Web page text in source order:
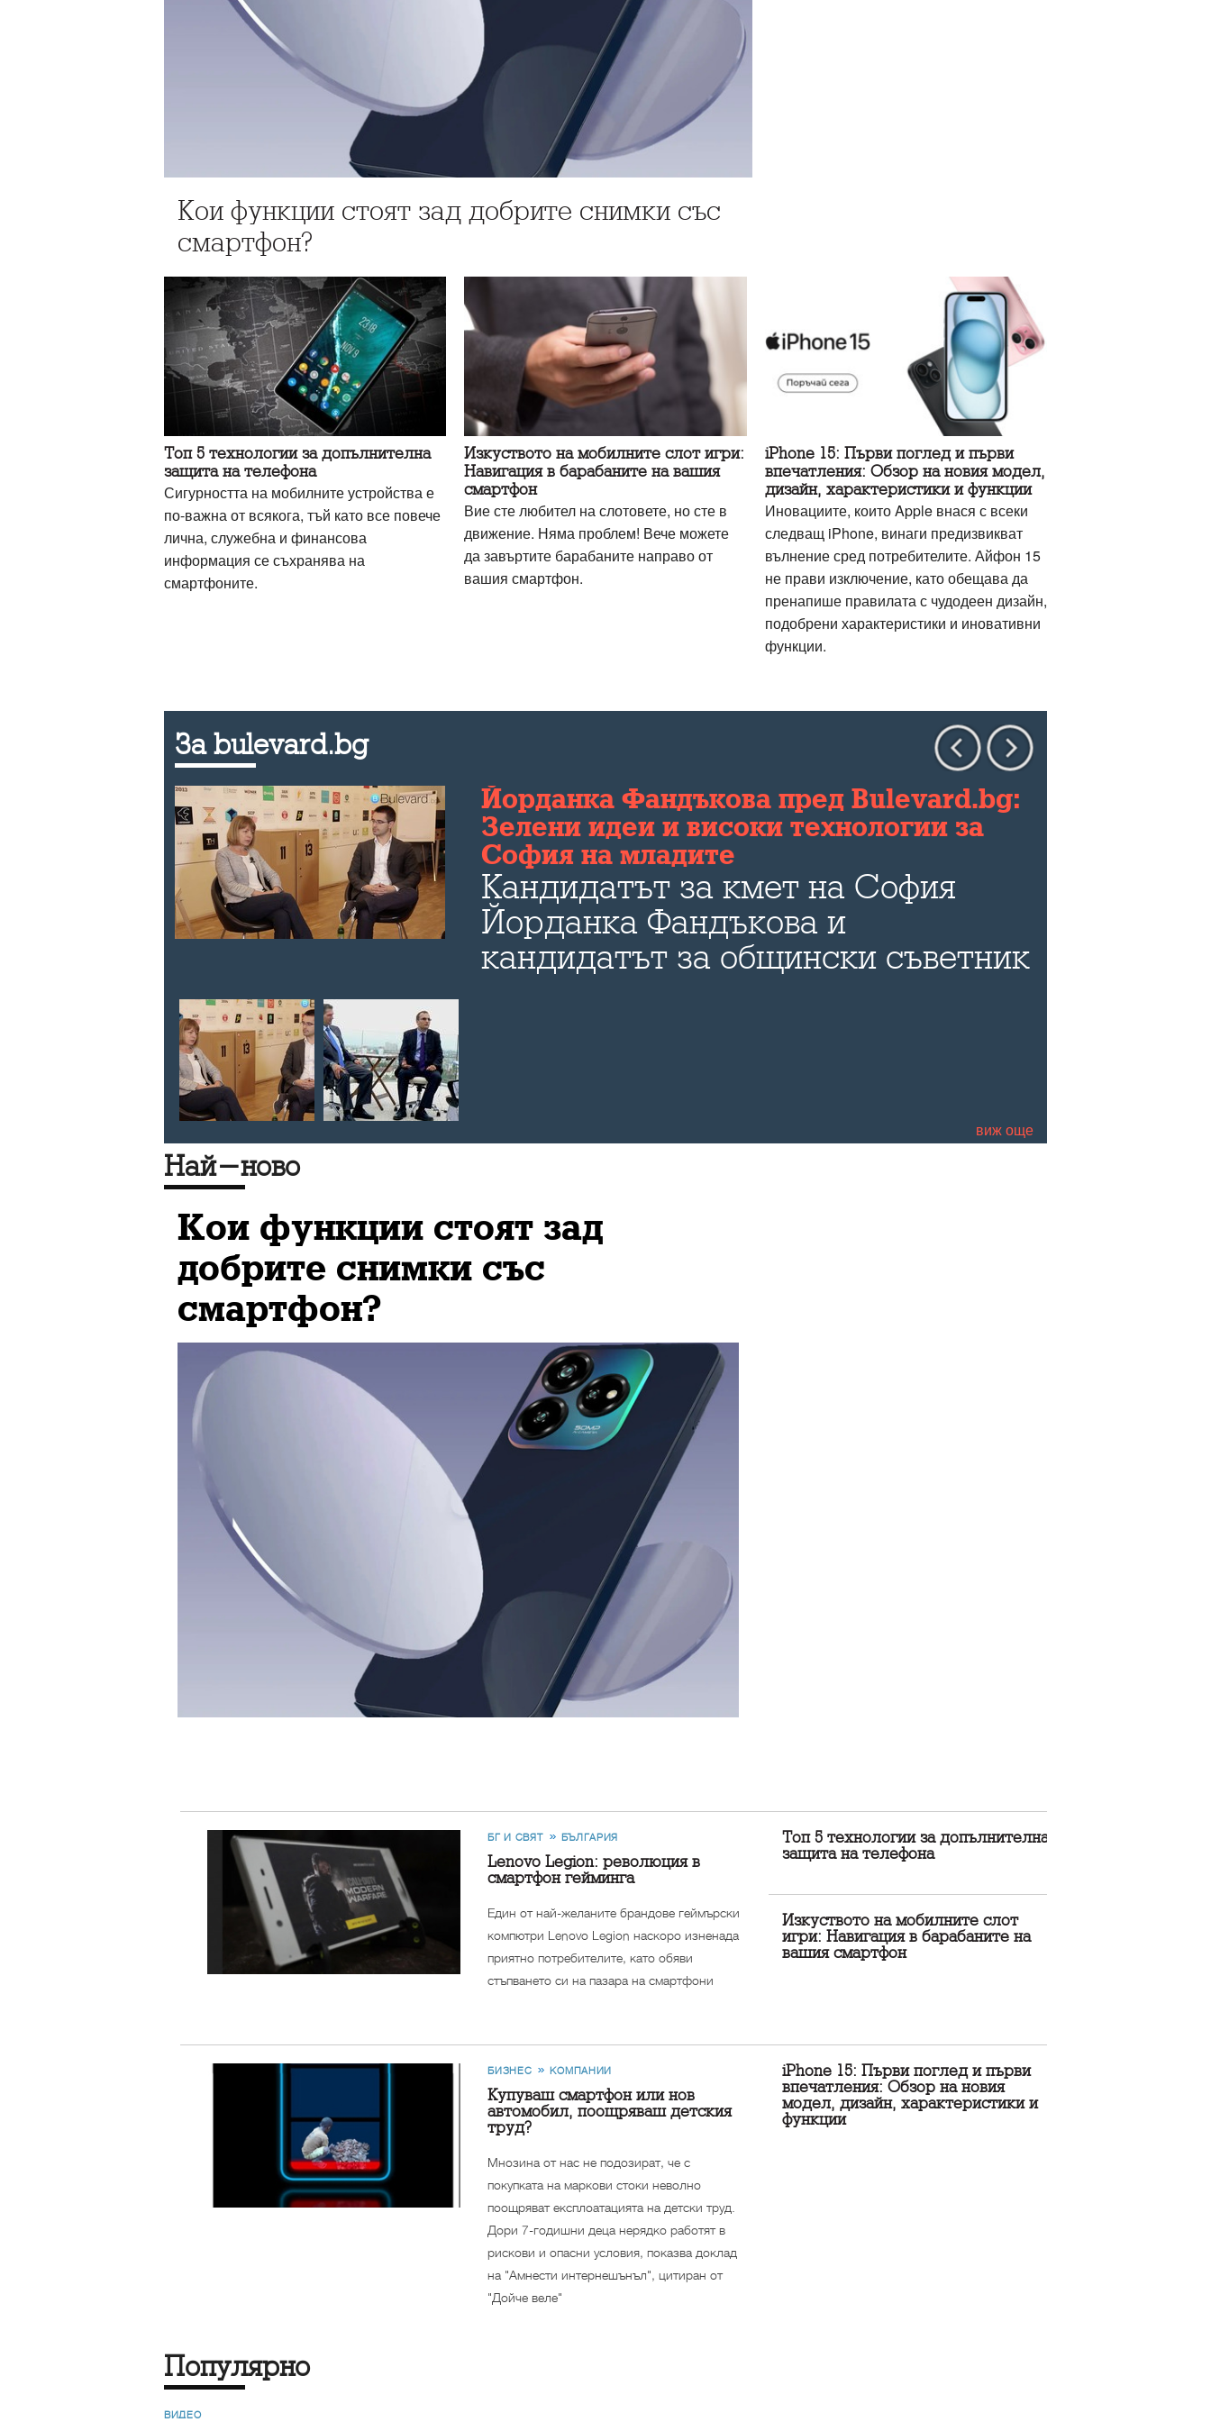
Кои функции стоят зад добрите снимки със
смартфон?
Топ 5 технологии за допълнителна
защита на телефона
Сигурността на мобилните устройства е
по-важна от всякога, тъй като все повече
лична, служебна и финансова
информация се съхранява на
смартфоните.
Изкуството на мобилните слот игри:
Навигация в барабаните на вашия
смартфон
Вие сте любител на слотовете, но сте в
движение. Няма проблем! Вече можете
да завъртите барабаните направо от
вашия смартфон.
iPhone 15: Първи поглед и първи
впечатления: Обзор на новия модел,
дизайн, характеристики и функции
Иновациите, които Apple внася с всеки
следващ iPhone, винаги предизвикват
вълнение сред потребителите. Айфон 15
не прави изключение, като обещава да
пренапише правилата с чудодеен дизайн,
подобрени характеристики и иновативни
функции.
За bulevard.bg
Йорданка Фандъкова пред Bulevard.bg:
Зелени идеи и високи технологии за
София на младите
Кандидатът за кмет на София
Йорданка Фандъкова и
кандидатът за общински съветник
виж още
Най-ново
Кои функции стоят зад
добрите снимки със
смартфон?
БГ И СВЯТ БЪЛГАРИЯ
Lenovo Legion: революция в
смартфон гейминга
Eдин от най-желаните брандове геймърски
компютри Lenovo Legion наскоро изненада
приятно потребителите, като обяви
стъпването си на пазара на смартфони
Топ 5 технологии за допълнителна
защита на телефона
Изкуството на мобилните слот
игри: Навигация в барабаните на
вашия смартфон
БИЗНЕС КОМПАНИИ
Купуваш смартфон или нов
автомобил, поощряваш детския
труд?
Мнозина от нас не подозират, че с
покупката на маркови стоки неволно
поощряват експлоатацията на детски труд.
Дори 7-годишни деца нерядко работят в
рискови и опасни условия, показва доклад
на "Амнести интернешънъл", цитиран от
"Дойче веле"
iPhone 15: Първи поглед и първи
впечатления: Обзор на новия
модел, дизайн, характеристики и
функции
Популярно
ВИДЕО